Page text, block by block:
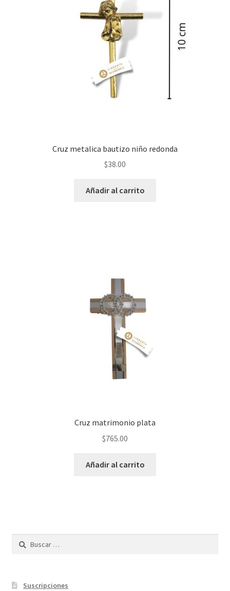
Cruz metalica bautizo niño redonda
$38.00
Añadir al carrito
Cruz matrimonio plata
$765.00
Añadir al carrito
Buscar:
Suscripciones